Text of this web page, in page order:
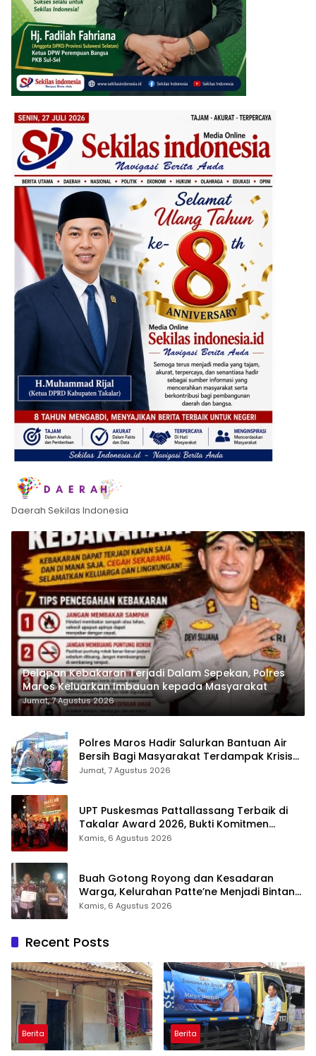
Daerah Sekilas Indonesia
Delapan Kebakaran Terjadi Dalam Sepekan, Polres
Maros Keluarkan Imbauan kepada Masyarakat
Jumat, 7 Agustus 2026
Polres Maros Hadir Salurkan Bantuan Air
Bersih Bagi Masyarakat Terdampak Krisis
Air Bersih Di Maros
Jumat, 7 Agustus 2026
UPT Puskesmas Pattallassang Terbaik di
Takalar Award 2026, Bukti Komitmen
Hadirkan Pelayanan Kesehatan Berkualitas
Kamis, 6 Agustus 2026
Buah Gotong Royong dan Kesadaran
Warga, Kelurahan Patte’ne Menjadi Bintang
Takalar Award 2026
Kamis, 6 Agustus 2026
Recent Posts
Berita Berita